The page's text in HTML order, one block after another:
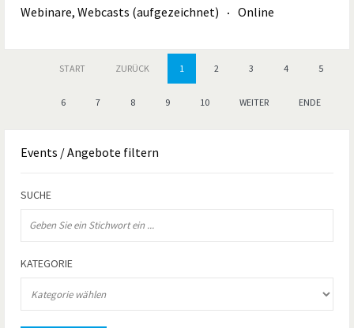
Webinare, Webcasts (aufgezeichnet) Online
START ZURÜCK 1 2 3 4 5
6 7 8 9 10 WEITER ENDE
Events / Angebote filtern
SUCHE
KATEGORIE